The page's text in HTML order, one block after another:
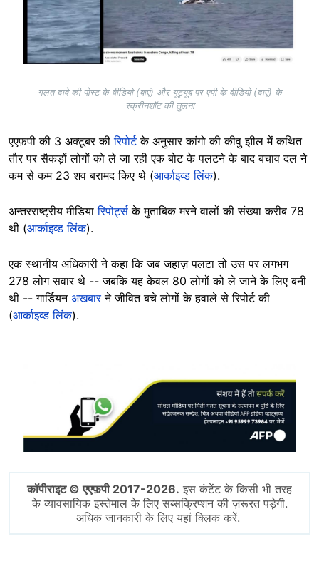
गलत दावे की पोस्ट के वीडियो (बाएं) और यूट्यूब पर एपी के वीडियो (दाएं) के
स्क्रीनशॉट की तुलना
एएफ़पी की 3 अक्टूबर कीरिपोर्टके अनुसार कांगो की कीवु झील में कथित
तौर पर सैकड़ों लोगों को ले जा रही एक बोट के पलटने के बाद बचाव दल ने
कम से कम 23 शव बरामद किए थे (आर्काइव्ड लिंक).
अन्तरराष्ट्रीय मीडियारिपोर्ट्स के मुताबिक मरने वालों की संख्या करीब 78
थी (आर्काइव्ड लिंक).
एक स्थानीय अधिकारी ने कहा कि जब जहाज़ पलटा तो उस पर लगभग
278 लोग सवार थे -- जबकि यह केवल 80 लोगों को ले जाने के लिए बनी
थी -- गार्डियन अखबारने जीवित बचे लोगों के हवाले से रिपोर्ट की
(आर्काइव्ड लिंक).
कॉपीराइट © एएफ़पी 2017-2026. इस कंटेंट के किसी भी तरह
के व्यावसायिक इस्तेमाल के लिए सब्सक्रिप्शन की ज़रूरत पड़ेगी.
अधिक जानकारी के लिए यहां क्लिक करें.